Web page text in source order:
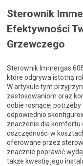
Sterownik
Efektywności
Grzewczego
Sterownik Immergas
które odgrywa istotną
W artykule tym
zastosowaniom oraz
dobie rosnącej
odpowiednio
znaczenie dla komfortu
oszczędności w
oferowane przez
znacznie poprawić
także kwestię jego